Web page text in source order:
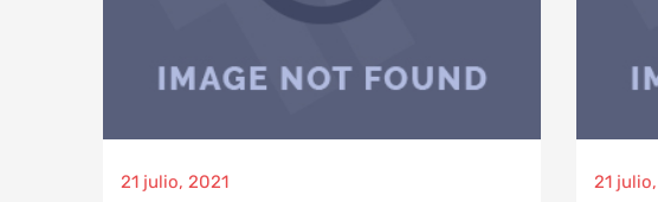
21 julio, 2021 21